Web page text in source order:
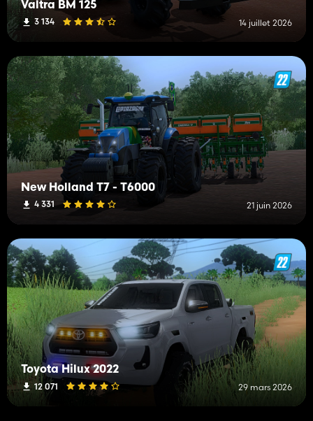
Valtra BM 125
3 134 14 juillet 2026
New Holland T7 - T6000
4 331 21 juin 2026
Toyota Hilux 2022
12 071 29 mars 2026